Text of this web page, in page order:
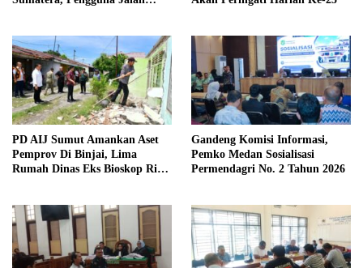
PD AIJ Sumut Amankan Aset
Pemprov Di Binjai, Lima
Rumah Dinas Eks Bioskop Ria
Gandeng Komisi Informasi,
Pemko Medan Sosialisasi
Permendagri No. 2 Tahun 2026